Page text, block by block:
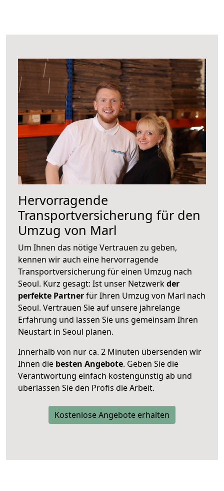
Hervorragende
Transportversicherung für den
Umzug von Marl
Um Ihnen das nötige Vertrauen zu geben,
kennen wir auch eine hervorragende
Transportversicherung für einen Umzug nach
Seoul. Kurz gesagt: Ist unser Netzwerkder
perfekte Partnerfür Ihren Umzug von Marl nach
Seoul. Vertrauen Sie auf unsere jahrelange
Erfahrung und lassen Sie uns gemeinsam Ihren
Neustart in Seoul planen.
Innerhalb von nur ca. 2 Minuten übersenden wir
Ihnen die besten Angebote. Geben Sie die
Verantwortung einfach kostengünstig ab und
überlassen Sie den Profis die Arbeit.
Kostenlose Angebote erhalten